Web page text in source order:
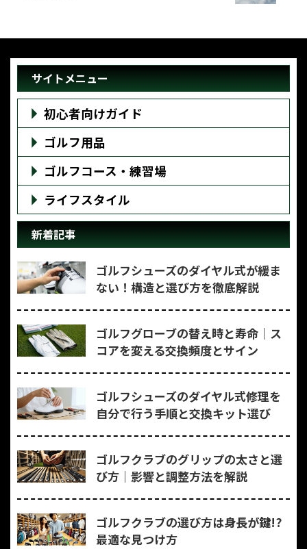
サイトメニュー
初心者向けガイド
ゴルフ用品
ゴルフコース・練習場
ライフスタイル
新着記事
ゴルフシューズのダイヤル式が緩ま
ない！構造と選び方を徹底解説
ゴルフグローブの替え時と寿命｜ス
コアを変える交換頻度とサイン
ゴルフシューズのダイヤル式修理を
自分で行う手順と交換キット選び
ゴルフクラブのグリップの太さと選
び方｜影響と調整方法を解説
ゴルフクラブの選び方は身長が鍵!?
最適な見つけ方